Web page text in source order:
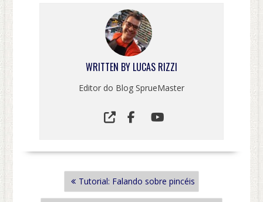
WRITTEN BY LUCAS RIZZI
Editor do Blog SprueMaster
NAVEGAÇÃO Tutorial: Falando sobre pincéis